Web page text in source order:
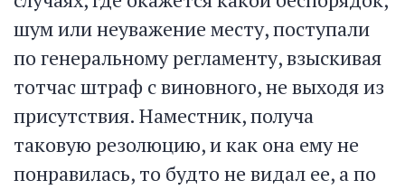
шум или неуважение месту, поступали
по генеральному регламенту, взыскивая
тотчас штраф с виновного, не выходя из
присутствия. Наместник, получа
таковую резолюцию, и как она ему не
понравилась, то будто не видал ее, а по